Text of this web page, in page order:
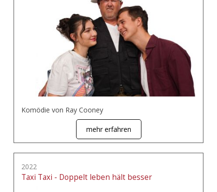
Komödie von Ray Cooney
mehr erfahren
2022
Taxi Taxi - Doppelt leben hält besser